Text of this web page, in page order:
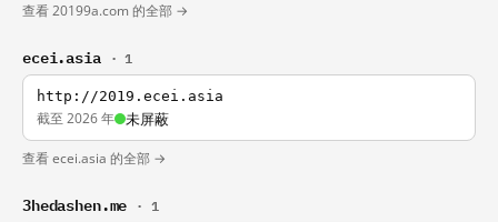
查看 20199a.com 的全部 →
ecei.asia · 1
http://2019.ecei.asia
截至 2026 年 未屏蔽
查看 ecei.asia 的全部 →
3hedashen.me · 1